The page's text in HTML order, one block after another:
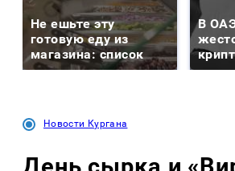
Не ешьте эту
готовую еду из
магазина: список
В
Новости Кургана